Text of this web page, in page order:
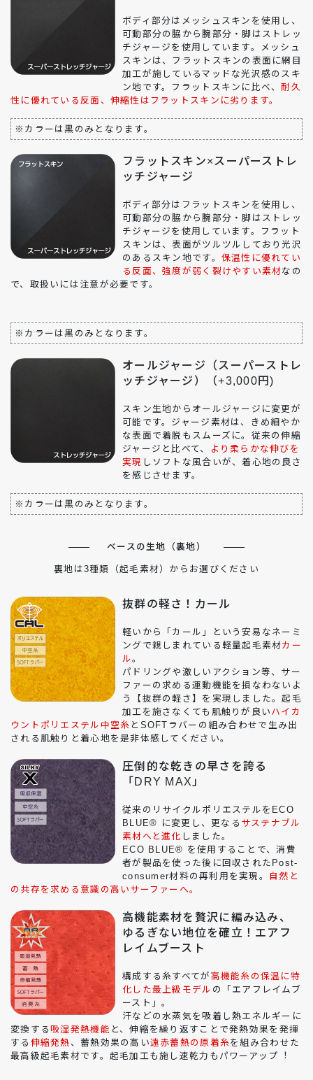
ボディ部分はメッシュスキンを使用し、
可動部分の脇から腕部分・脚はストレッ
チジャージを使用しています。メッシュ
スキンは、フラットスキンの表面に網目
加工が施しているマッドな光沢感のスキ
ン地です。フラットスキンに比べ、耐久
性に優れている反面、伸縮性はフラットスキンに劣ります。
※カラーは黒のみとなります。
フラットスキン×スーパーストレ
ッチジャージ
ボディ部分はフラットスキンを使用し、
可動部分の脇から腕部分・脚はストレッ
チジャージを使用しています。フラット
スキンは、表面がツルツルしており光沢
のあるスキン地です。 保温性に優れてい
る反面、強度が弱く裂けやすい素材なの
で、取扱いには注意が必要です。
※カラーは黒のみとなります。
オールジャージ（スーパーストレ
ッチジャージ）（+3,000円)
スキン生地からオールジャージに変更が
可能です。ジャージ素材は、きめ細やか
な表面で着脱もスムーズに。従来の伸縮
ジャージと比べて、
より柔らかな伸びを
実現 しソフトな風合いが、着心地の良さ
を感じさせます。
※カラーは黒のみとなります。
ベースの生地（裏地）
裏地は3種類（起毛素材）からお選びください
抜群の軽さ！カール
軽いから「カール」という安易なネーミ
ングで親しまれている軽量起毛素材カー
ル。
パドリングや激しいアクション等、サー
ファーの求める運動機能を損なわないよ
う【抜群の軽さ】を実現しました。起毛
加工を施さなくても肌触りが良い ハイカ
ウントポリエステル中空糸 とSOFTラバーの組み合わせで生み出
される肌触りと着心地を是非体感してください。
圧倒的な乾きの早さを誇る
「DRY MAX」
従来のリサイクルポリエステルをECO
BLUE® に変更し、更なる サステナブル
素材へと進化 しました。
ECO BLUE® を使⽤することで、消費
者が製品を使った後に回収されたPost-
consumer材料の再利⽤を実現。 ⾃然と
の共存を求める意識の⾼いサーファーへ。
高機能素材を贅沢に編み込み、
ゆるぎない地位を確立！エアフ
レイムブースト
構成する⽷すべてが ⾼機能⽷の保温に特
化した最上級モデル の「エアフレイムブ
ースト」。
汗などの⽔蒸気を吸着し熱エネルギーに
変換する吸湿発熱機能 と、伸縮を繰り返すことで発熱効果を発揮
する 伸縮発熱 、蓄熱効果の⾼い遠⾚蓄熱の原着⽷を組み合わせた
最⾼級起⽑素材です。起⽑加⼯も施し速乾⼒もパワーアップ︕